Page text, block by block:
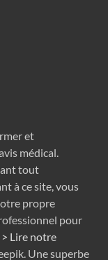
et
médical.
tout
à ce site, vous
propre
pour
> Lire notre
Une superbe